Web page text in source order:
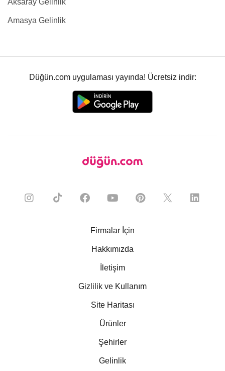
Aksaray Gelinlik
Amasya Gelinlik
Düğün.com uygulaması yayında! Ücretsiz indir:
Firmalar İçin
Hakkımızda
İletişim
Gizlilik ve Kullanım
Site Haritası
Ürünler
Şehirler
Gelinlik